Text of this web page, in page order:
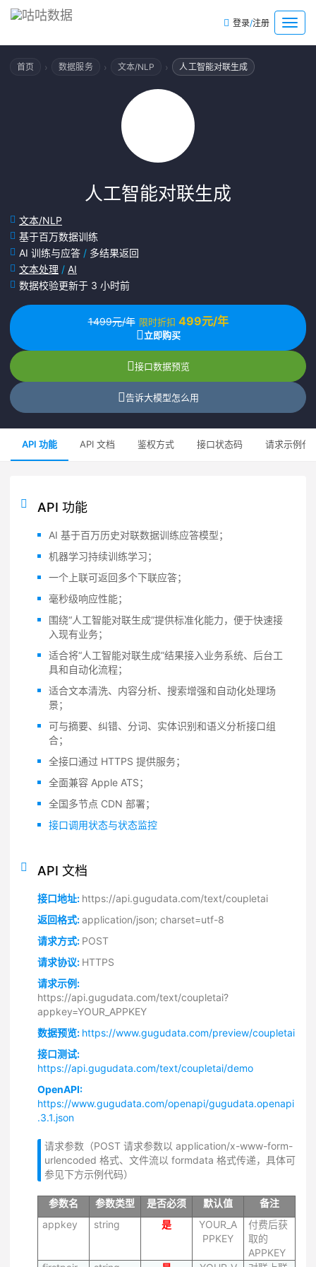
菜
单
登录/注册
首页 › 数据服务 › 文本/NLP › 人工智能对联生成
人工智能对联生成
文本/NLP
基于百万数据训练
AI 训练与应答 / 多结果返回
文本处理 / AI
数据校验更新于 3 小时前
1499元/年 限时折扣 499元/年
立即购买
接口数据预览
告诉大模型怎么用
API 功能 API 文档 鉴权方式 接口状态码 请求示例代
API 功能
AI 基于百万历史对联数据训练应答模型；
机器学习持续训练学习；
一个上联可返回多个下联应答；
毫秒级响应性能；
围绕“人工智能对联生成”提供标准化能力，便于快速接
入现有业务；
适合将“人工智能对联生成”结果接入业务系统、后台工
具和自动化流程；
适合文本清洗、内容分析、搜索增强和自动化处理场
景；
可与摘要、纠错、分词、实体识别和语义分析接口组
合；
全接口通过 HTTPS 提供服务；
全面兼容 Apple ATS；
全国多节点 CDN 部署；
接口调用状态与状态监控
API 文档
接口地址: https://api.gugudata.com/text/coupletai
返回格式:application/json; charset=utf-8
请求方式: POST
请求协议: HTTPS
请求示例:
https://api.gugudata.com/text/coupletai?
appkey=YOUR_APPKEY
数据预览: https://www.gugudata.com/preview/coupletai
接口测试:
https://api.gugudata.com/text/coupletai/demo
OpenAPI:
https://www.gugudata.com/openapi/gugudata.openapi
.3.1.json
请求参数（POST 请求参数以 application/x-www-form-
urlencoded 格式、文件流以 formdata 格式传递，具体可
参见下方示例代码）
参数名 参数类型 是否必须 默认值
备注
appkey
string 是
YOUR_A
PPKEY
付费后获
取的
APPKEY